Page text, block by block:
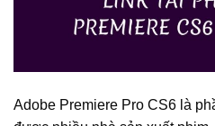
Adobe Premiere Pro CS6 là